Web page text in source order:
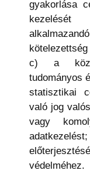
gyakorlása
c) a
tudományos
statisztikai
való jog
vagy
védelméhez.